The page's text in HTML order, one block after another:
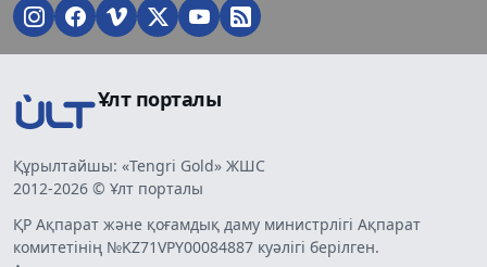
Ұлт порталы
Құрылтайшы: «Tengri Gold» ЖШС
2012-2026 © Ұлт порталы
ҚР Ақпарат және қоғамдық даму министрлігі Ақпарат
комитетінің №KZ71VPY00084887 куәлігі берілген.